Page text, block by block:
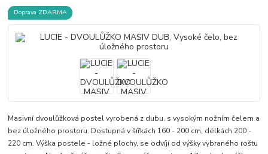
Doprava ZDARMA
Masivní dvoulůžková postel vyrobená z dubu, s vysokým nožním čelem a
bez úložného prostoru. Dostupná v šířkách 160 - 200 cm, délkách 200 -
220 cm. Výška postele - ložné plochy, se odvíjí od výšky vybraného roštu